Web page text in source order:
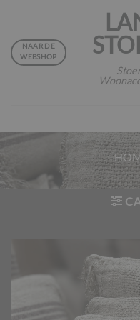
inhoudNAAR DE
WEBSHOP